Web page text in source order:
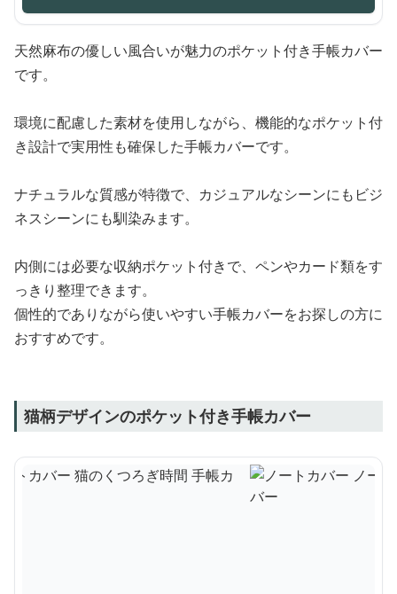
天然麻布の優しい風合いが魅力のポケット付き手帳カバー
です。
環境に配慮した素材を使用しながら、機能的なポケット付
き設計で実用性も確保した手帳カバーです。
ナチュラルな質感が特徴で、カジュアルなシーンにもビジ
ネスシーンにも馴染みます。
内側には必要な収納ポケット付きで、ペンやカード類をす
っきり整理できます。
個性的でありながら使いやすい手帳カバーをお探しの方に
おすすめです。
猫柄デザインのポケット付き手帳カバー